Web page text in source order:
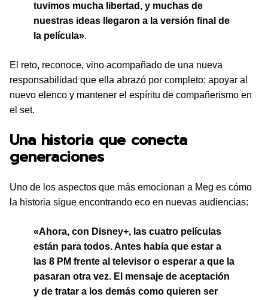
tuvimos mucha libertad, y muchas de
nuestras ideas llegaron a la versión final de
la película».
El reto, reconoce, vino acompañado de una nueva
responsabilidad que ella abrazó por completo: apoyar al
nuevo elenco y mantener el espíritu de compañerismo en
el set.
Una historia que conecta
generaciones
Uno de los aspectos que más emocionan a Meg es cómo
la historia sigue encontrando eco en nuevas audiencias:
«Ahora, con Disney+, las cuatro películas
están para todos. Antes había que estar a
las 8 PM frente al televisor o esperar a que la
pasaran otra vez. El mensaje de aceptación
y de tratar a los demás como quieren ser